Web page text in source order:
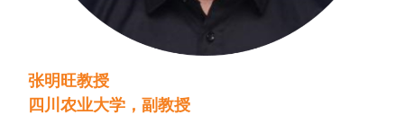
张明旺教授
四川农业大学，副教授